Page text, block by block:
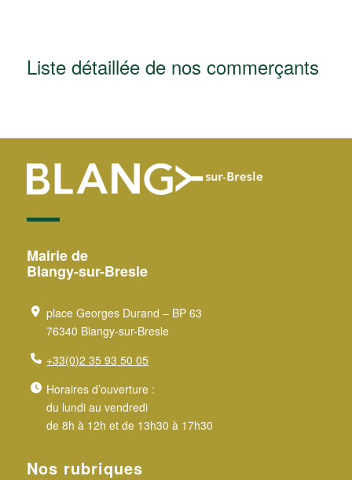
Liste détaillée de nos commerçants
Mairie de
Blangy-sur-Bresle
place Georges Durand – BP 63
76340 Blangy-sur-Bresle
+33(0)2 35 93 50 05
Horaires d’ouverture :
du lundi au vendredi
de 8h à 12h et de 13h30 à 17h30
Nos rubriques